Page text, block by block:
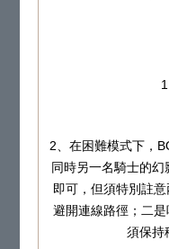
2、在困難模式下，
同時另一名騎士的
即可，但須特別註
避開連線路徑；二
須保持